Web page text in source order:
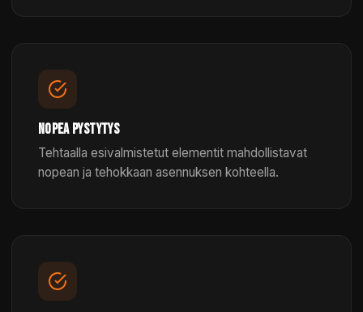
NOPEA PYSTYTYS
Tehtaalla esivalmistetut elementit mahdollistavat
nopean ja tehokkaan asennuksen kohteella.